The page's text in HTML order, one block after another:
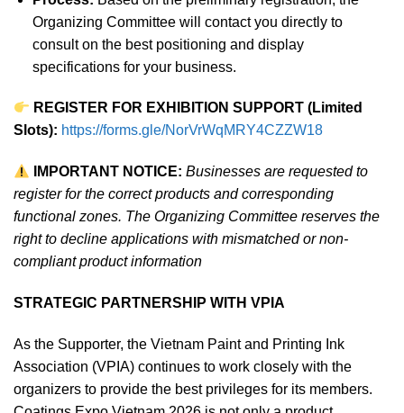
Organizing Committee will contact you directly to
consult on the best positioning and display
specifications for your business.
REGISTER FOR EXHIBITION SUPPORT (Limited
Slots): https://forms.gle/NorVrWqMRY4CZZW18
IMPORTANT NOTICE: Businesses are requested to
register for the correct products and corresponding
functional zones. The Organizing Committee reserves the
right to decline applications with mismatched or non-
compliant product information
STRATEGIC PARTNERSHIP WITH VPIA
As the Supporter, the Vietnam Paint and Printing Ink
Association (VPIA) continues to work closely with the
organizers to provide the best privileges for its members.